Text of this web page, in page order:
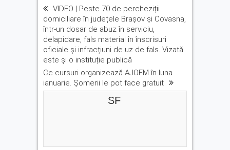
VIDEO | Peste 70 de percheziții
domiciliare în județele Brașov și Covasna,
într-un dosar de abuz în serviciu,
delapidare, fals material în înscrisuri
oficiale și infracțiuni de uz de fals. Vizată
este și o instituție publică
Ce cursuri organizează AJOFM în luna
ianuarie. Șomerii le pot face gratuit
SF